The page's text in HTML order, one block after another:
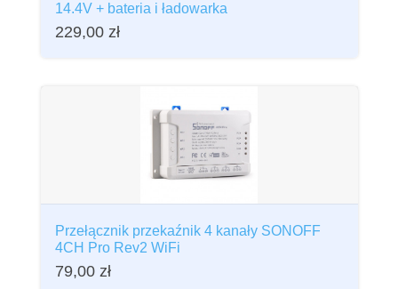
14.4V + bateria i ładowarka
229,00 zł
Przełącznik przekaźnik 4 kanały SONOFF
4CH Pro Rev2 WiFi
79,00 zł